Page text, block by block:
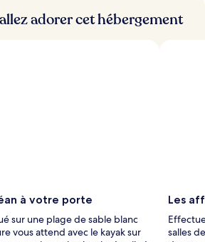
adorer cet hébergement
à votre porte
sur une plage de sable blanc
vous attend avec le kayak sur
Les
salles